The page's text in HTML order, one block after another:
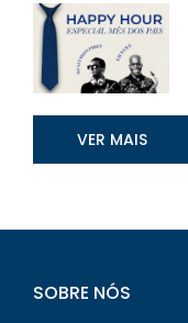
VER MAIS
SOBRE NÓS